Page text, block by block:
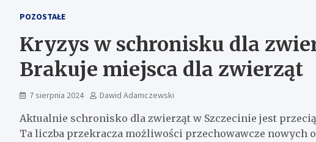
POZOSTAŁE
Kryzys w schronisku dla
Brakuje miejsca dla zwierząt
7 sierpnia 2024 Dawid Adamczewski
Aktualnie schronisko dla zwierząt w Szczecinie jest
Ta liczba przekracza możliwości przechowawcze nowych